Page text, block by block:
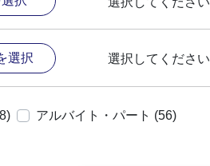
選択 選択してください
アルバイト・パート (56)